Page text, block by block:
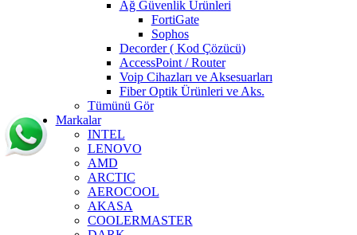
Ağ Güvenlik Ürünleri
FortiGate
Sophos
Decorder ( Kod Çözücü)
AccessPoint / Router
Voip Cihazları ve Aksesuarları
Fiber Optik Ürünleri ve Aks.
Tümünü Gör
Markalar
INTEL
LENOVO
AMD
ARCTIC
AEROCOOL
AKASA
COOLERMASTER